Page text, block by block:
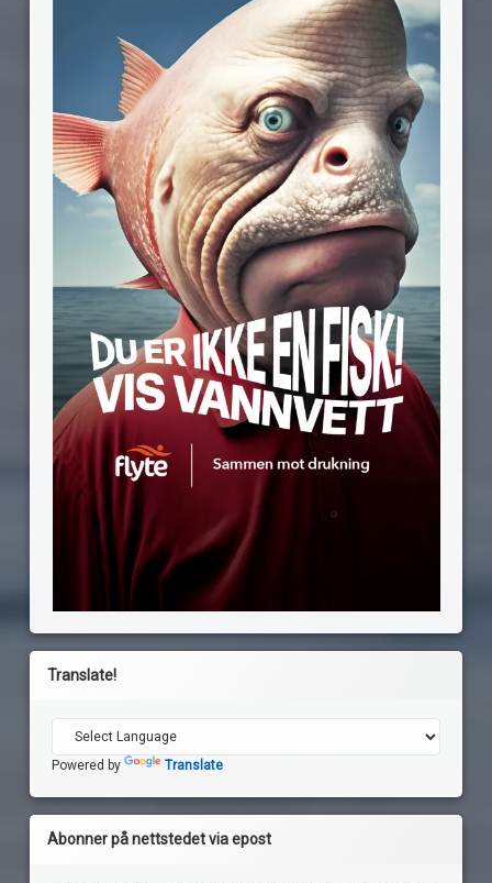
Translate!
Powered by Translate
Abonner på nettstedet via epost